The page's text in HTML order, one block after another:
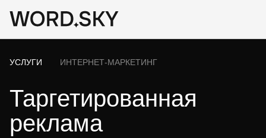
УСЛУГИ ИНТЕРНЕТ-МАРКЕТИНГ
Таргетированная
реклама